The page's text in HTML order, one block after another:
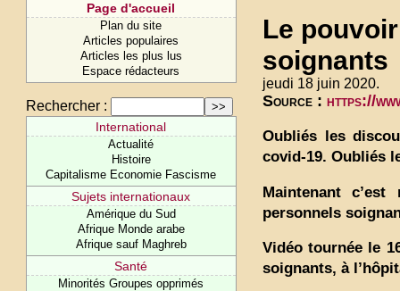
Page d'accueil
Plan du site
Articles populaires
Articles les plus lus
Espace rédacteurs
Rechercher :
International
Actualité
Histoire
Capitalisme Economie Fascisme
Sujets internationaux
Amérique du Sud
Afrique Monde arabe
Afrique sauf Maghreb
Santé
Minorités Groupes opprimés
Le
soignants
jeudi 18 juin 2020.
Source : https://
Oubliés les
covid-19. Oubliés
Maintenant
personnels
Vidéo tournée le
soignants, à